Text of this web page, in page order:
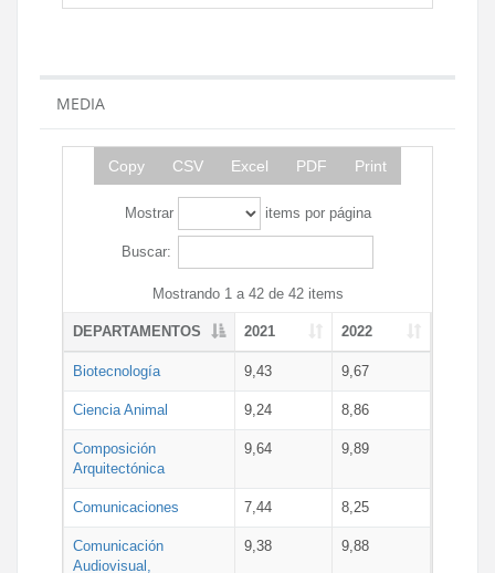
MEDIA
Copy CSV Excel PDF Print
Mostrar items por página
Buscar:
Mostrando 1 a 42 de 42 items
DEPARTAMENTOS 2021 2022
Biotecnología 9,43 9,67
Ciencia Animal 9,24 8,86
Composición
Arquitectónica
9,64 9,89
Comunicaciones 7,44 8,25
Comunicación
Audiovisual,
9,38 9,88